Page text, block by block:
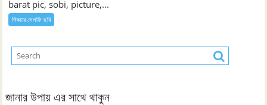
barat pic, sobi, picture,...
পিকচার সেলফি ছবি
জানার উপায় এর সাথে থাকুন